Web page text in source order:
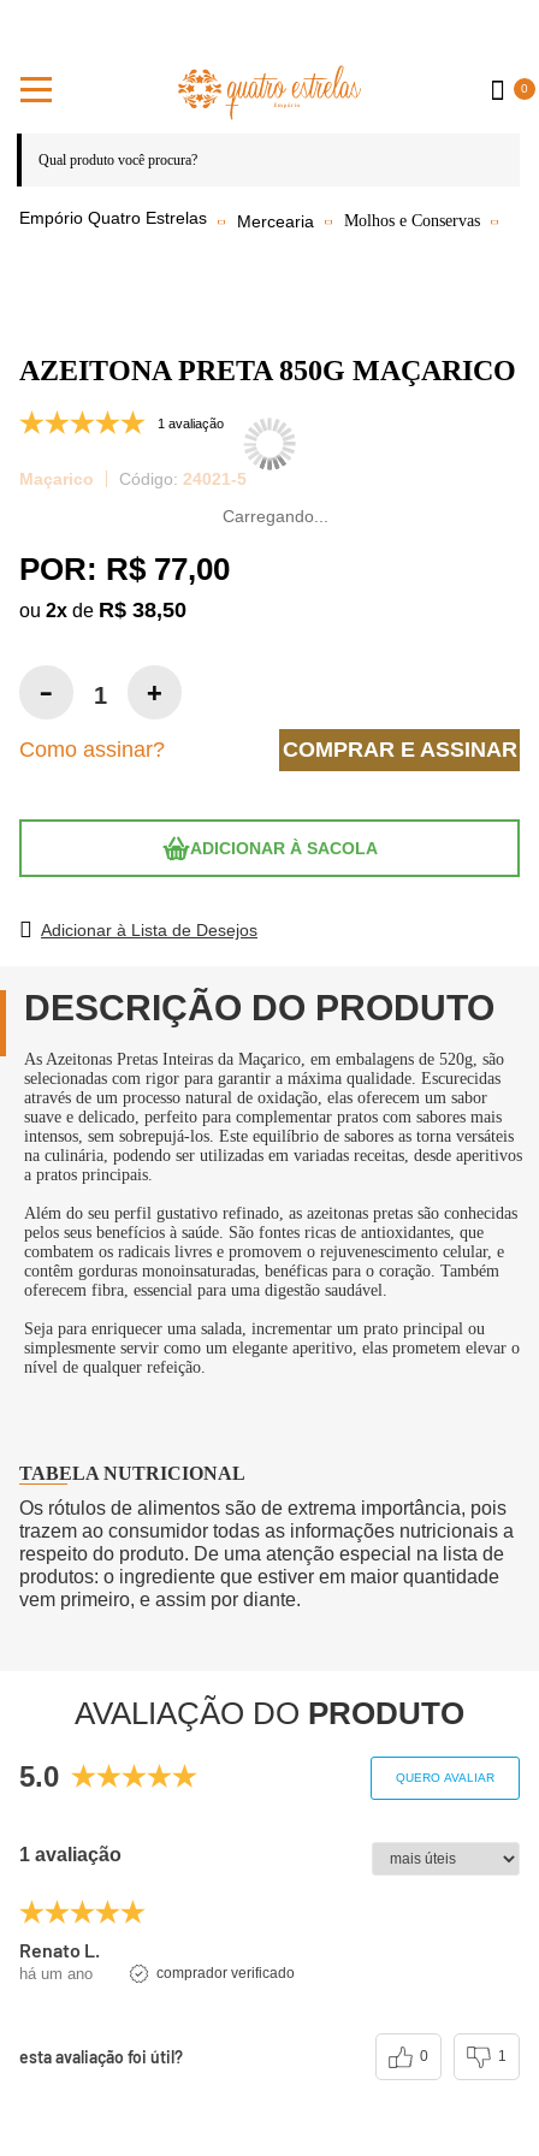
0
Mercearia Molhos e Conservas
AZEITONA PRETA 850G MAÇARICO
1 avaliação
Maçarico 24021-5
POR: R$ 77,00
ou 2x de R$ 38,50
ADICIONAR À SACOLA
Como assinar? COMPRAR E ASSINAR
Adicionar à Lista de Desejos
DESCRIÇÃO DO PRODUTO
As Azeitonas Pretas Inteiras da Maçarico, em embalagens de 520g, são
selecionadas com rigor para garantir a máxima qualidade. Escurecidas
através de um processo natural de oxidação, elas oferecem um sabor
suave e delicado, perfeito para complementar pratos com sabores mais
intensos, sem sobrepujá-los. Este equilíbrio de sabores as torna versáteis
na culinária, podendo ser utilizadas em variadas receitas, desde aperitivos
a pratos principais.
Além do seu perfil gustativo refinado, as azeitonas pretas são conhecidas
pelos seus benefícios à saúde. São fontes ricas de antioxidantes, que
combatem os radicais livres e promovem o rejuvenescimento celular, e
contêm gorduras monoinsaturadas, benéficas para o coração. Também
oferecem fibra, essencial para uma digestão saudável.
Seja para enriquecer uma salada, incrementar um prato principal ou
simplesmente servir como um elegante aperitivo, elas prometem elevar o
nível de qualquer refeição.
TABELA NUTRICIONAL
Os rótulos de alimentos são de extrema importância, pois
trazem ao consumidor todas as informações nutricionais a
respeito do produto. De uma atenção especial na lista de
produtos: o ingrediente que estiver em maior quantidade
vem primeiro, e assim por diante.
AVALIAÇÃO DO PRODUTO
5.0 QUERO AVALIAR
1 avaliação
Renato L.
há um ano comprador verificado
esta avaliação foi útil? 0 1